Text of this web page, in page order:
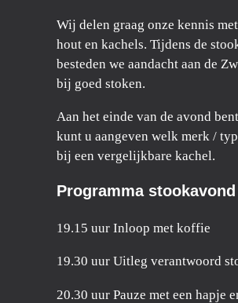
Wij delen graag onze kennis
hout en kachels. Tijdens de
besteden we aandacht aan de
bij goed stoken.
Aan het einde van de avond
kunt u aangeven welk merk /
bij een vergelijkbare kachel.
Programma stookavond
19.15 uur Inloop met koffie
19.30 uur Uitleg verantwoord
20.30 uur Pauze met een hapje